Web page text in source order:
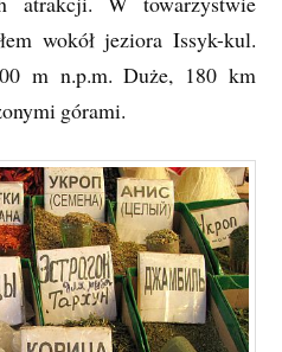
wokół jeziora Issyk-kul.
m n.p.m. Duże, 180 km
górami.